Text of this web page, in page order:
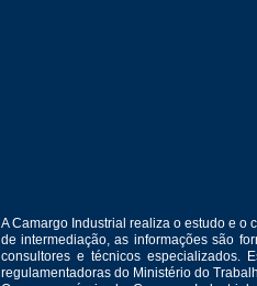
A Camargo Industrial realiza o estudo e
de intermediação, as informações são
consultores e técnicos especializados.
regulamentadoras do Ministério do